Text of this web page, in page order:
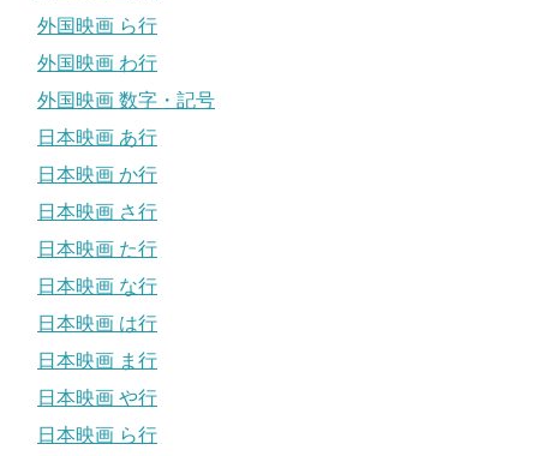
外国映画 ら行
外国映画 わ行
外国映画 数字・記号
日本映画 あ行
日本映画 か行
日本映画 さ行
日本映画 た行
日本映画 な行
日本映画 は行
日本映画 ま行
日本映画 や行
日本映画 ら行